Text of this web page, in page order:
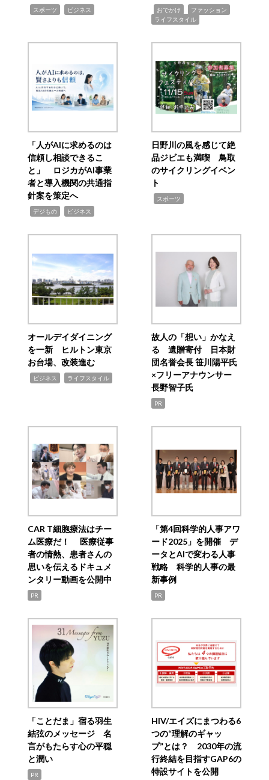
スポーツ ビジネス おでかけ ファッション
ライフスタイル
「人がAIに求めるのは
信頼し相談できるこ
と」 ロジカがAI事業
者と導入機関の共通指
針案を策定へ
デジもの ビジネス
日野川の風を感じて絶
品ジビエも満喫 鳥取
のサイクリングイベン
ト
スポーツ
オールデイダイニング
を一新 ヒルトン東京
お台場、改装進む
ビジネス ライフスタイル
故人の「想い」かなえ
る 遺贈寄付 日本財
団名誉会長 笹川陽平氏
×フリーアナウンサー
長野智子氏
PR
CAR T細胞療法はチー
ム医療だ！ 医療従事
者の情熱、患者さんの
思いを伝えるドキュメ
ンタリー動画を公開中
PR
「第4回科学的人事アワ
ード2025」を開催 デ
ータとAIで変わる人事
戦略 科学的人事の最
新事例
PR
「ことだま」宿る羽生
結弦のメッセージ 名
言がもたらす心の平穏
と潤い
PR
HIV/エイズにまつわる6
つの“理解のギャッ
プ”とは？ 2030年の流
行終結を目指すGAP6の
特設サイトを公開